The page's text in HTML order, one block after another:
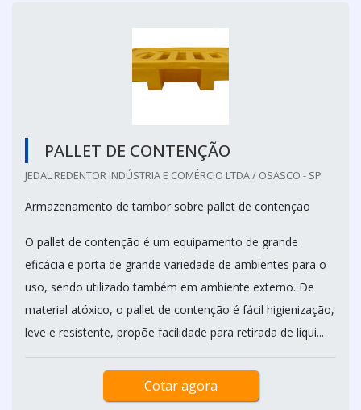
PALLET DE CONTENÇÃO
JEDAL REDENTOR INDÚSTRIA E COMÉRCIO LTDA / OSASCO - SP
Armazenamento de tambor sobre pallet de contenção
O pallet de contenção é um equipamento de grande
eficácia e porta de grande variedade de ambientes para o
uso, sendo utilizado também em ambiente externo. De
material atóxico, o pallet de contenção é fácil higienização,
leve e resistente, propõe facilidade para retirada de líqui...
Cotar agora